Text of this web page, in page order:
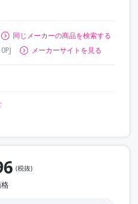
同じメーカーの商品を検索する
メーカーサイトを見る
(税抜)